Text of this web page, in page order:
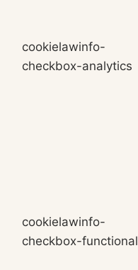
cookielawinfo-
checkbox-analytics
cookielawinfo-
checkbox-functional